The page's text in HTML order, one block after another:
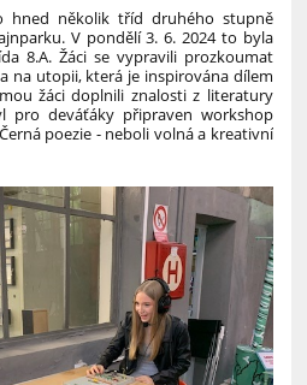
hned několik tříd druhého stupně
V pondělí 3. 6. 2024 to byla
8.A. Žáci se vypravili prozkoumat
na utopii, která je inspirována dílem
žáci doplnili znalosti z literatury
pro deváťáky připraven workshop
poezie - neboli volná a kreativní